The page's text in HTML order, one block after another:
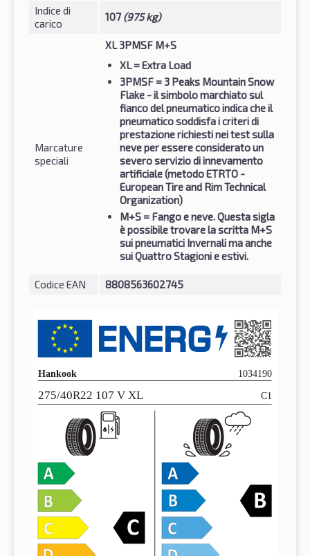
Indice di
carico
107 (975 kg)
Marcature
speciali
XL 3PMSF M+S
XL= Extra Load
3PMSF = 3 Peaks Mountain Snow
Flake - il simbolo marchiato sul
fianco del pneumatico indica che il
pneumatico soddisfa i criteri di
prestazione richiesti nei test sulla
neve per essere considerato un
severo servizio di innevamento
artificiale (metodo ETRTO -
European Tire and Rim Technical
Organization)
M+S = Fango e neve. Questa sigla
è possibile trovare la scritta M+S
sui pneumatici Invernali ma anche
sui Quattro Stagioni e estivi.
Codice EAN 8808563602745